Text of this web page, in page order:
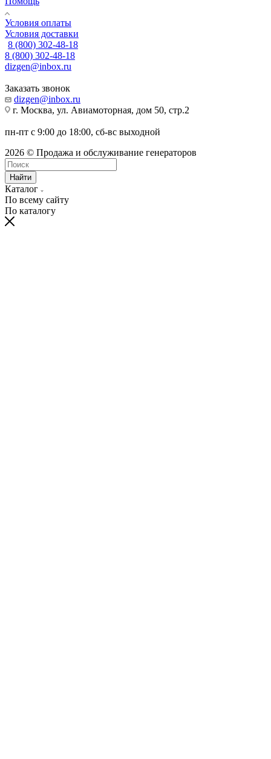
Условия оплаты
Условия доставки
8 (800) 302-48-18
8 (800) 302-48-18
dizgen@inbox.ru
Заказать звонок
dizgen@inbox.ru
г. Москва, ул. Авиамоторная, дом 50, стр.2
пн-пт с 9:00 до 18:00, сб-вс выходной
2026 © Продажа и обслуживание генераторов
Найти
Каталог
По всему сайту
По каталогу